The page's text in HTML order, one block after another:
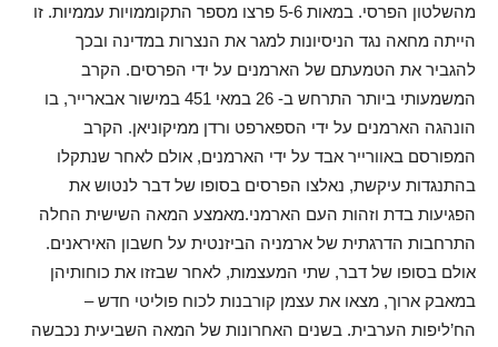
מהשלטון הפרסי. במאות 5-6 פרצו מספר התקוממויות עממיות. זו
הייתה מחאה נגד הניסיונות למגר את הנצרות במדינה ובכך
להגביר את הטמעתם של הארמנים על ידי הפרסים. הקרב
המשמעותי ביותר התרחש ב- 26 במאי 451 במישור אבארייר, בו
הונהגה הארמנים על ידי הספארפט ורדן ממיקוניאן. הקרב
המפורסם באוורייר אבד על ידי הארמנים, אולם לאחר שנתקלו
בהתנגדות עיקשת, נאלצו הפרסים בסופו של דבר לנטוש את
הפגיעות בדת וזהות העם הארמני.מאמצע המאה השישית החלה
התרחבות הדרגתית של ארמניה הביזנטית על חשבון האיראנים.
אולם בסופו של דבר, שתי המעצמות, לאחר שבזזו את כוחותיהן
במאבק ארוך, מצאו את עצמן קורבנות לכוח פוליטי חדש –
הח’ליפות הערבית. בשנים האחרונות של המאה השביעית נכבשה